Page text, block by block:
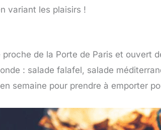
variant les plaisirs !
de la Porte de Paris et
: salade falafel, salade
semaine pour prendre à emporter